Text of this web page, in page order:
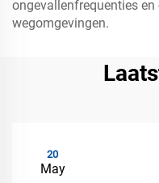
ongevallenfrequenties
wegomgevingen.
20
May